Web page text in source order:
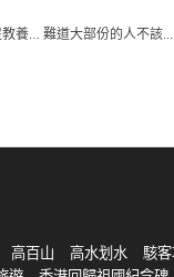
養… 難道大部份的人不該...
高百山 高水划水 駭